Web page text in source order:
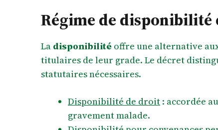
Régime de
La disponibilité offre une alternative
titulaires de leur grade. Le décret
statutaires nécessaires.
Disponibilité de droit : accordée
gravement malade.